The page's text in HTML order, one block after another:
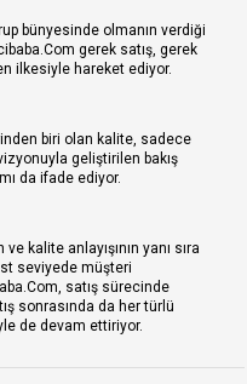
bünyesinde olmanın verdiği
gerek satış, gerek
ilkesiyle hareket ediyor.
biri olan kalite, sadece
geliştirilen bakış
da ifade ediyor.
kalite anlayışının yanı sıra
seviyede müşteri
satış sürecinde
sonrasında da her türlü
de devam ettiriyor.